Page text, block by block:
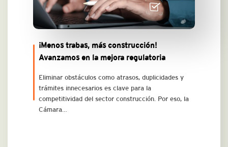
¡Menos trabas, más construcción!
Avanzamos en la mejora regulatoria
Eliminar obstáculos como atrasos, duplicidades y
trámites innecesarios es clave para la
competitividad del sector construcción. Por eso, la
Cámara…